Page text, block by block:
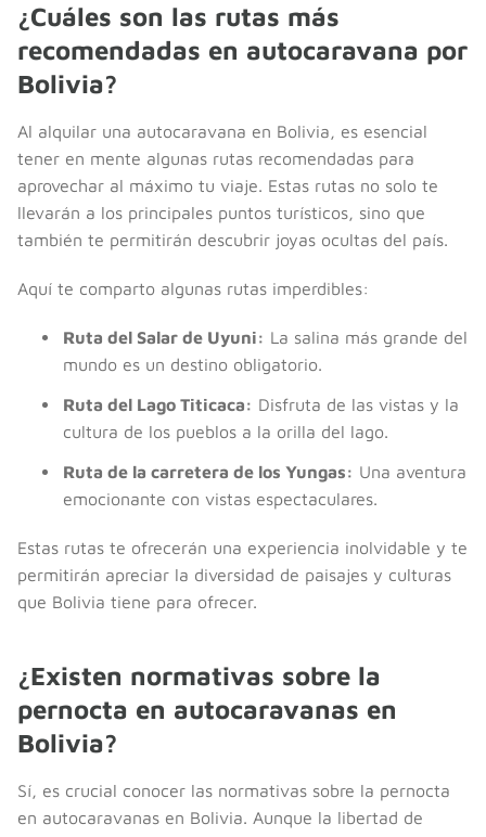
¿Cuáles son las rutas más
recomendadas en autocaravana por
Bolivia?
Al alquilar una autocaravana en Bolivia, es esencial
tener en mente algunas rutas recomendadas para
aprovechar al máximo tu viaje. Estas rutas no solo te
llevarán a los principales puntos turísticos, sino que
también te permitirán descubrir joyas ocultas del país.
Aquí te comparto algunas rutas imperdibles:
Ruta del Salar de Uyuni: La salina más grande del
mundo es un destino obligatorio.
Ruta del Lago Titicaca: Disfruta de las vistas y la
cultura de los pueblos a la orilla del lago.
Ruta de la carretera de los Yungas: Una aventura
emocionante con vistas espectaculares.
Estas rutas te ofrecerán una experiencia inolvidable y te
permitirán apreciar la diversidad de paisajes y culturas
que Bolivia tiene para ofrecer.
¿Existen normativas sobre la
pernocta en autocaravanas en
Bolivia?
Sí, es crucial conocer las normativas sobre la pernocta
en autocaravanas en Bolivia. Aunque la libertad de